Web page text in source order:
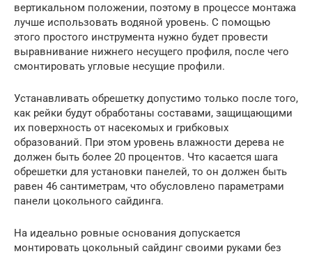
вертикальном положении, поэтому в процессе монтажа
лучше использовать водяной уровень. С помощью
этого простого инструмента нужно будет провести
выравнивание нижнего несущего профиля, после чего
смонтировать угловые несущие профили.
Устанавливать обрешетку допустимо только после того,
как рейки будут обработаны составами, защищающими
их поверхность от насекомых и грибковых
образований. При этом уровень влажности дерева не
должен быть более 20 процентов. Что касается шага
обрешетки для установки панелей, то он должен быть
равен 46 сантиметрам, что обусловлено параметрами
панели цокольного сайдинга.
На идеально ровные основания допускается
монтировать цокольный сайдинг своими руками без